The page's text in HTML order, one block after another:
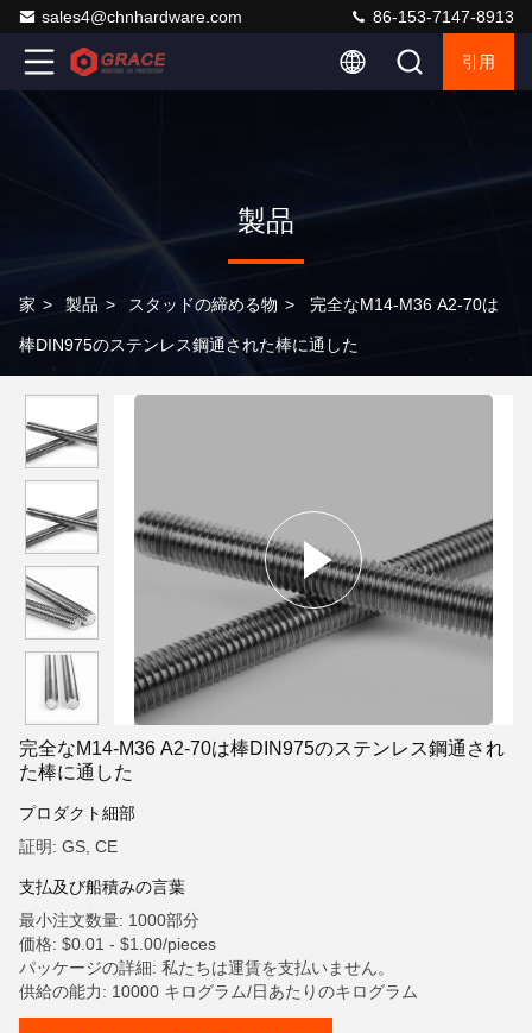
sales4@chnhardware.com 86-153-7147-8913
引用
製品
家 > 製品 > スタッドの締める物 > 完全なM14-M36 A2-70は
棒DIN975のステンレス鋼通された棒に通した
完全なM14-M36 A2-70は棒DIN975のステンレス鋼通され
た棒に通した
プロダクト細部
証明: GS, CE
支払及び船積みの言葉
最小注文数量: 1000部分
価格: $0.01 - $1.00/pieces
パッケージの詳細: 私たちは運賃を支払いません。
供給の能力: 10000 キログラム/日あたりのキログラム